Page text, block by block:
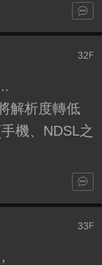
32 F
解析度轉低
機、NDSL之
33 F